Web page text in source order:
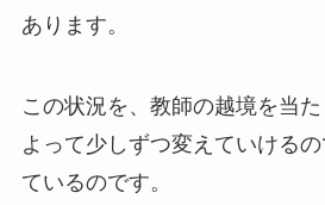
あります。
この状況を、教師の越境を当
よって少しずつ変えていける
ているのです。